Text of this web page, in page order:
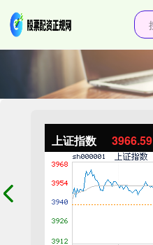
上证指数 3966.59